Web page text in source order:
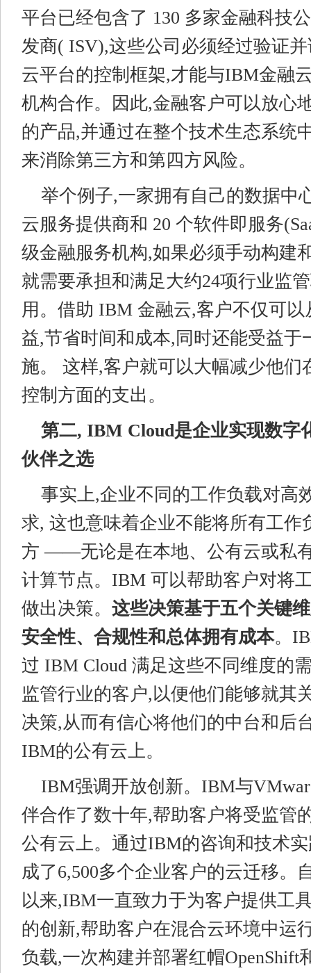
平台已经包含了 130 多家金融科技
发商( ISV),这些公司必须经过验证
云平台的控制框架,才能与IBM金融
机构合作。因此,金融客户可以放心
的产品,并通过在整个技术生态系统
来消除第三方和第四方风险。
举个例子,一家拥有自己的数据中
云服务提供商和 20 个软件即服务
级金融服务机构,如果必须手动构建
就需要承担和满足大约24项行业监
用。借助 IBM 金融云,客户不仅可
益,节省时间和成本,同时还能受益于
施。
这样,客户就可以大幅减少他们
控制方面的支出。
第二, IBM Cloud是企业实现数字
伙伴之选
事实上,企业不同的工作负载对高
求, 这也意味着企业不能将所有工作
方 ——无论是在本地、公有云或私
计算节点。IBM 可以帮助客户对将
做出决策。 这些决策基于五个关键
安全性、合规性和总体拥有成本。
过 IBM Cloud 满足这些不同维度的
监管行业的客户,以便他们能够就其
决策,从而有信心将他们的中台和后
IBM的公有云上。
IBM强调开放创新。IBM与
伴合作了数十年,帮助客户将受监管
公有云上。通过IBM的咨询和技术
成了6,500多个企业客户的云迁移。
以来,IBM一直致力于为客户提供工
的创新,帮助客户在混合云环境中运
负载,一次构建并部署红帽OpenShift